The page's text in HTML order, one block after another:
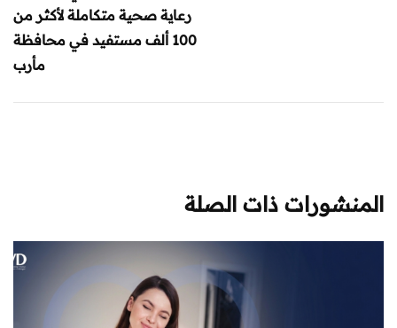
رعاية صحية متكاملة لأكثر من
100 ألف مستفيد في محافظة
مأرب
المنشورات ذات الصلة